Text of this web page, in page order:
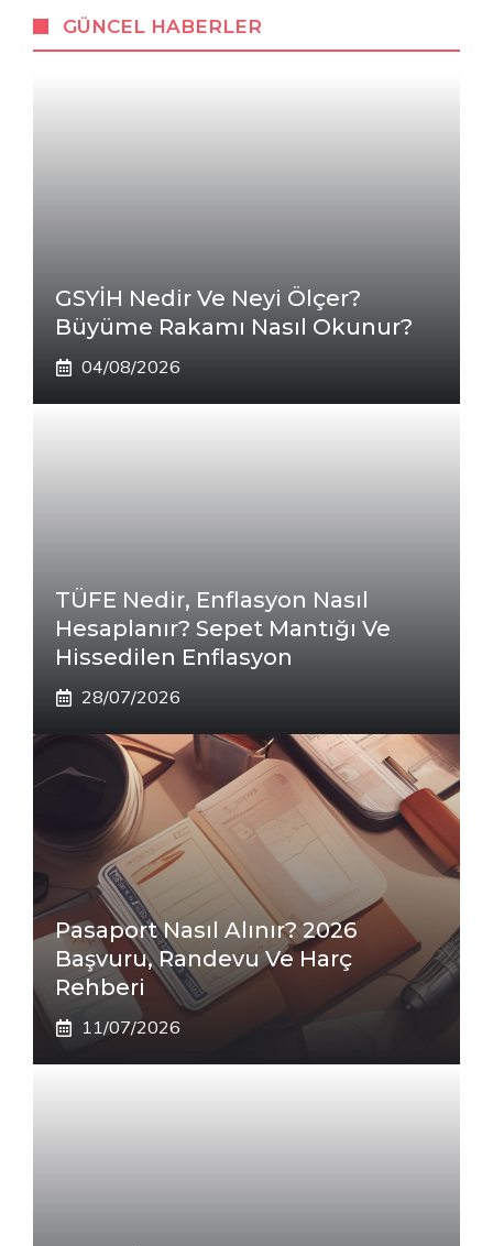
GÜNCEL HABERLER
GSYİH Nedir Ve Neyi Ölçer?
Büyüme Rakamı Nasıl Okunur?
04/08/2026
TÜFE Nedir, Enflasyon Nasıl
Hesaplanır? Sepet Mantığı Ve
Hissedilen Enflasyon
28/07/2026
Pasaport Nasıl Alınır? 2026
Başvuru, Randevu Ve Harç
Rehberi
11/07/2026